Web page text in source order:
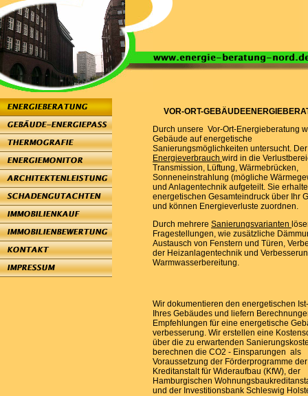
VOR-ORT-
Durch unsere Vor-Ort-Energieberatung
Gebäude auf energetische
Sanierungsmöglichkeiten untersucht.
Energieverbrauch wird in die
Transmission, Lüftung, Wärmebrücken,
Sonneneinstrahlung (mögliche
und Anlagentechnik aufgeteilt. Sie
energetischen Gesamteindruck über Ihr
und können Energieverluste zuordnen.
Durch mehrere Sanierungsvarianten
Fragestellungen, wie zusätzliche
Austausch von Fenstern und Türen,
der Heizanlagentechnik und
Wir dokumentieren den energetischen
Ihres Gebäudes und liefern
Empfehlungen für eine energetische
verbesserung. Wir erstellen eine
über die zu erwartenden
berechnen die CO2 - Einsparungen als
Voraussetzung der Förderprogramme der
Kreditanstalt für Wideraufbau (KfW), der
Hamburgischen
und der Investitionsbank Schleswig